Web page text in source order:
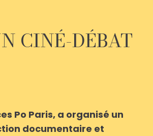
CINÉ-DÉBAT
Po Paris, a organisé un
documentaire et